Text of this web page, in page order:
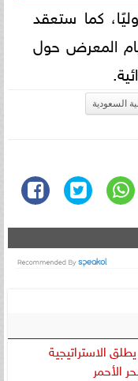
جناحًا دوليًا، كما ستعقد
المعرض حول
السعودية
الاستراتيجية
الأحمر